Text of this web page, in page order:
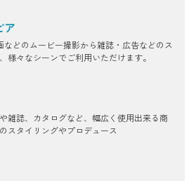
ア
などのムービー撮影から雑誌・広告などのス
様々なシーンでご利用いただけます。
雑誌、カタログなど、幅広く使用出来る商
スタイリングやプロデュース